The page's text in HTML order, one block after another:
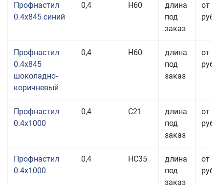
Профнастил
0.4x845 синий
0,4 Н60
длина
под
заказ
от
руб.
Профнастил
0.4x845
шоколадно-
коричневый
0,4 Н60
длина
под
заказ
от
руб.
Профнастил
0.4x1000
0,4 С21
длина
под
заказ
от
руб.
Профнастил
0.4x1000
0,4 НС35
длина
под
заказ
от
руб.